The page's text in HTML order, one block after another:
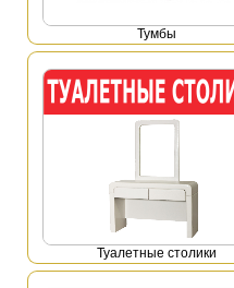
Тумбы
Туалетные столики